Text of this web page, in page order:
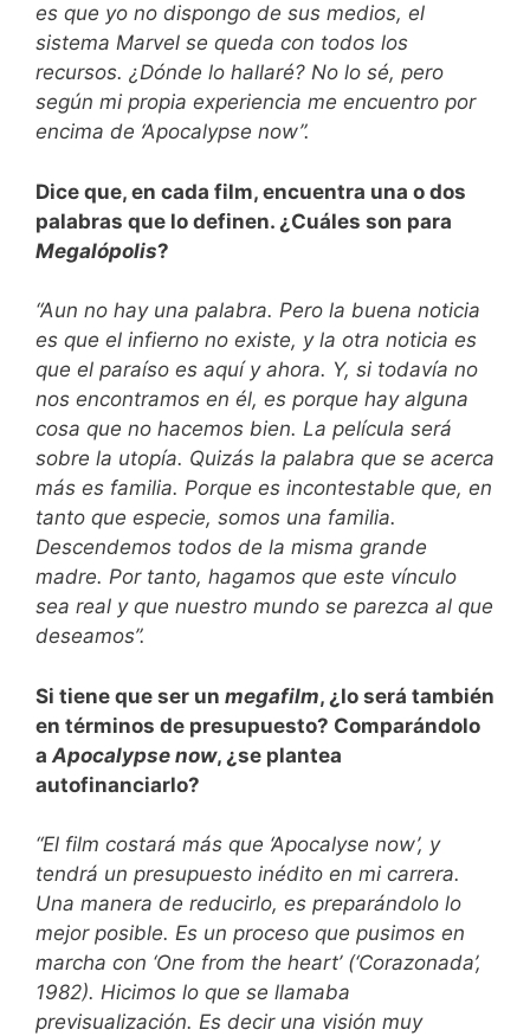
es que yo no dispongo de sus medios, el
sistema Marvel se queda con todos los
recursos. ¿Dónde lo hallaré? No lo sé, pero
según mi propia experiencia me encuentro por
encima de ‘Apocalypse now”.
Dice que, en cada film, encuentra una o dos
palabras que lo definen. ¿Cuáles son para
Megalópolis?
“Aun no hay una palabra. Pero la buena noticia
es que el infierno no existe, y la otra noticia es
que el paraíso es aquí y ahora. Y, si todavía no
nos encontramos en él, es porque hay alguna
cosa que no hacemos bien. La película será
sobre la utopía. Quizás la palabra que se acerca
más es familia. Porque es incontestable que, en
tanto que especie, somos una familia.
Descendemos todos de la misma grande
madre. Por tanto, hagamos que este vínculo
sea real y que nuestro mundo se parezca al que
deseamos”.
Si tiene que ser un megafilm, ¿lo será también
en términos de presupuesto? Comparándolo
a Apocalypse now, ¿se plantea
autofinanciarlo?
“El film costará más que ‘Apocalyse now’, y
tendrá un presupuesto inédito en mi carrera.
Una manera de reducirlo, es preparándolo lo
mejor posible. Es un proceso que pusimos en
marcha con ‘One from the heart’ (‘Corazonada’,
1982). Hicimos lo que se llamaba
previsualización. Es decir una visión muy